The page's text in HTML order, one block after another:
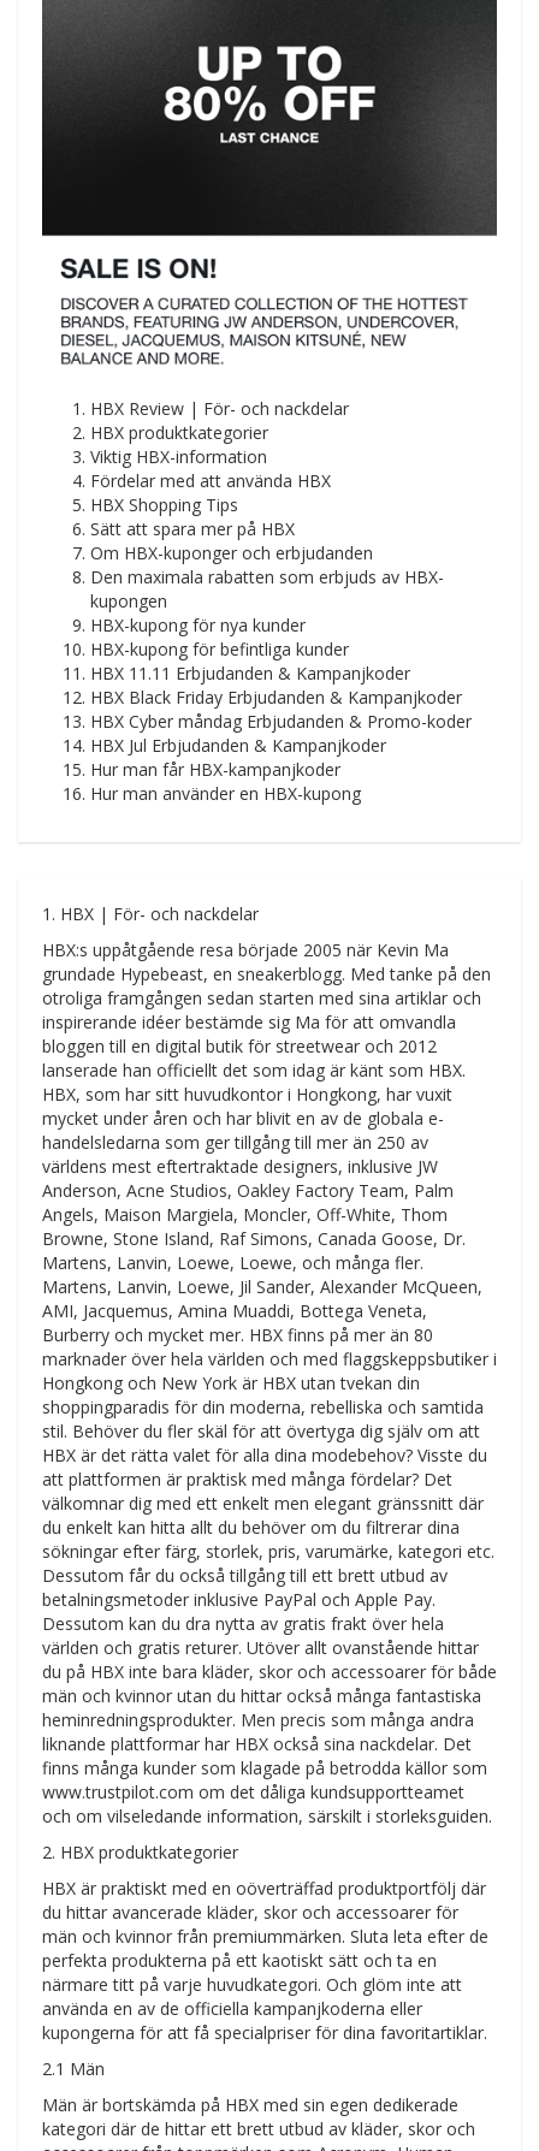
HBX Review | För- och nackdelar
HBX produktkategorier
Viktig HBX-information
Fördelar med att använda HBX
HBX Shopping Tips
Sätt att spara mer på HBX
Om HBX-kuponger och erbjudanden
Den maximala rabatten som erbjuds av HBX-
kupongen
HBX-kupong för nya kunder
HBX-kupong för befintliga kunder
HBX 11.11 Erbjudanden & Kampanjkoder
HBX Black Friday Erbjudanden & Kampanjkoder
HBX Cyber måndag Erbjudanden & Promo-koder
HBX Jul Erbjudanden & Kampanjkoder
Hur man får HBX-kampanjkoder
Hur man använder en HBX-kupong
1. HBX | För- och nackdelar
HBX:s uppåtgående resa började 2005 när Kevin Ma
grundade Hypebeast, en sneakerblogg. Med tanke på den
otroliga framgången sedan starten med sina artiklar och
inspirerande idéer bestämde sig Ma för att omvandla
bloggen till en digital butik för streetwear och 2012
lanserade han officiellt det som idag är känt som HBX.
HBX, som har sitt huvudkontor i Hongkong, har vuxit
mycket under åren och har blivit en av de globala e-
handelsledarna som ger tillgång till mer än 250 av
världens mest eftertraktade designers, inklusive JW
Anderson, Acne Studios, Oakley Factory Team, Palm
Angels, Maison Margiela, Moncler, Off-White, Thom
Browne, Stone Island, Raf Simons, Canada Goose, Dr.
Martens, Lanvin, Loewe, Loewe, och många fler.
Martens, Lanvin, Loewe, Jil Sander, Alexander McQueen,
AMI, Jacquemus, Amina Muaddi, Bottega Veneta,
Burberry och mycket mer. HBX finns på mer än 80
marknader över hela världen och med flaggskeppsbutiker i
Hongkong och New York är HBX utan tvekan din
shoppingparadis för din moderna, rebelliska och samtida
stil. Behöver du fler skäl för att övertyga dig själv om att
HBX är det rätta valet för alla dina modebehov? Visste du
att plattformen är praktisk med många fördelar? Det
välkomnar dig med ett enkelt men elegant gränssnitt där
du enkelt kan hitta allt du behöver om du filtrerar dina
sökningar efter färg, storlek, pris, varumärke, kategori etc.
Dessutom får du också tillgång till ett brett utbud av
betalningsmetoder inklusive PayPal och Apple Pay.
Dessutom kan du dra nytta av gratis frakt över hela
världen och gratis returer. Utöver allt ovanstående hittar
du på HBX inte bara kläder, skor och accessoarer för både
män och kvinnor utan du hittar också många fantastiska
heminredningsprodukter. Men precis som många andra
liknande plattformar har HBX också sina nackdelar. Det
finns många kunder som klagade på betrodda källor som
www.trustpilot.com om det dåliga kundsupportteamet
och om vilseledande information, särskilt i storleksguiden.
2. HBX produktkategorier
HBX är praktiskt med en oöverträffad produktportfölj där
du hittar avancerade kläder, skor och accessoarer för
män och kvinnor från premiummärken. Sluta leta efter de
perfekta produkterna på ett kaotiskt sätt och ta en
närmare titt på varje huvudkategori. Och glöm inte att
använda en av de officiella kampanjkoderna eller
kupongerna för att få specialpriser för dina favoritartiklar.
2.1 Män
Män är bortskämda på HBX med sin egen dedikerade
kategori där de hittar ett brett utbud av kläder, skor och